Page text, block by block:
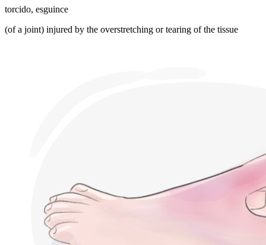
torcido, esguince
(of a joint) injured by the overstretching or tearing of the tissue